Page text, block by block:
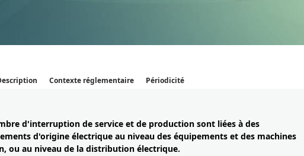
Contexte réglementaire Périodicité
d'interruption de service et de production sont liées à des
d'origine électrique au niveau des équipements et des machines
ou au niveau de la distribution électrique.